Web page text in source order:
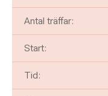
Antal träffar:
Start:
Tid: